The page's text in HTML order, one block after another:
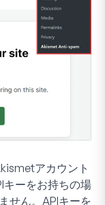
アカウント
キーをお持ちの場
せん。APIキーを